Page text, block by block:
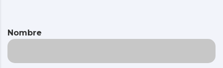
Nombre